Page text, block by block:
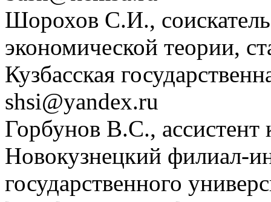
Шорохов С.И.,
экономической теории,
Кузбасская
shsi@yandex.ru
Горбунов В.С.,
Новокузнецкий филиал-
государственного